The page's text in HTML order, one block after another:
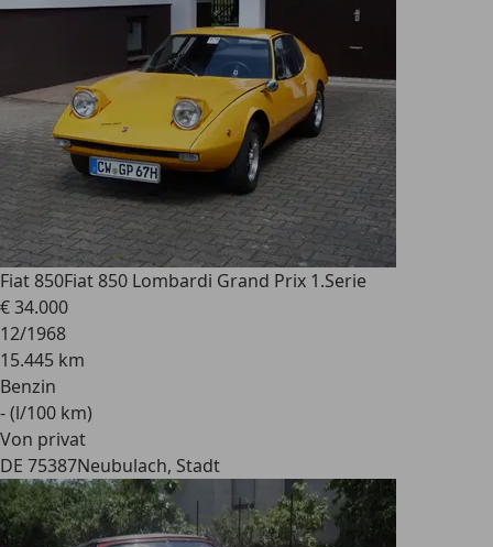
Fiat 850Fiat 850 Lombardi Grand Prix 1.Serie
€ 34.000
12/1968
15.445 km
Benzin
- (l/100 km)
Von privat
DE 75387Neubulach, Stadt